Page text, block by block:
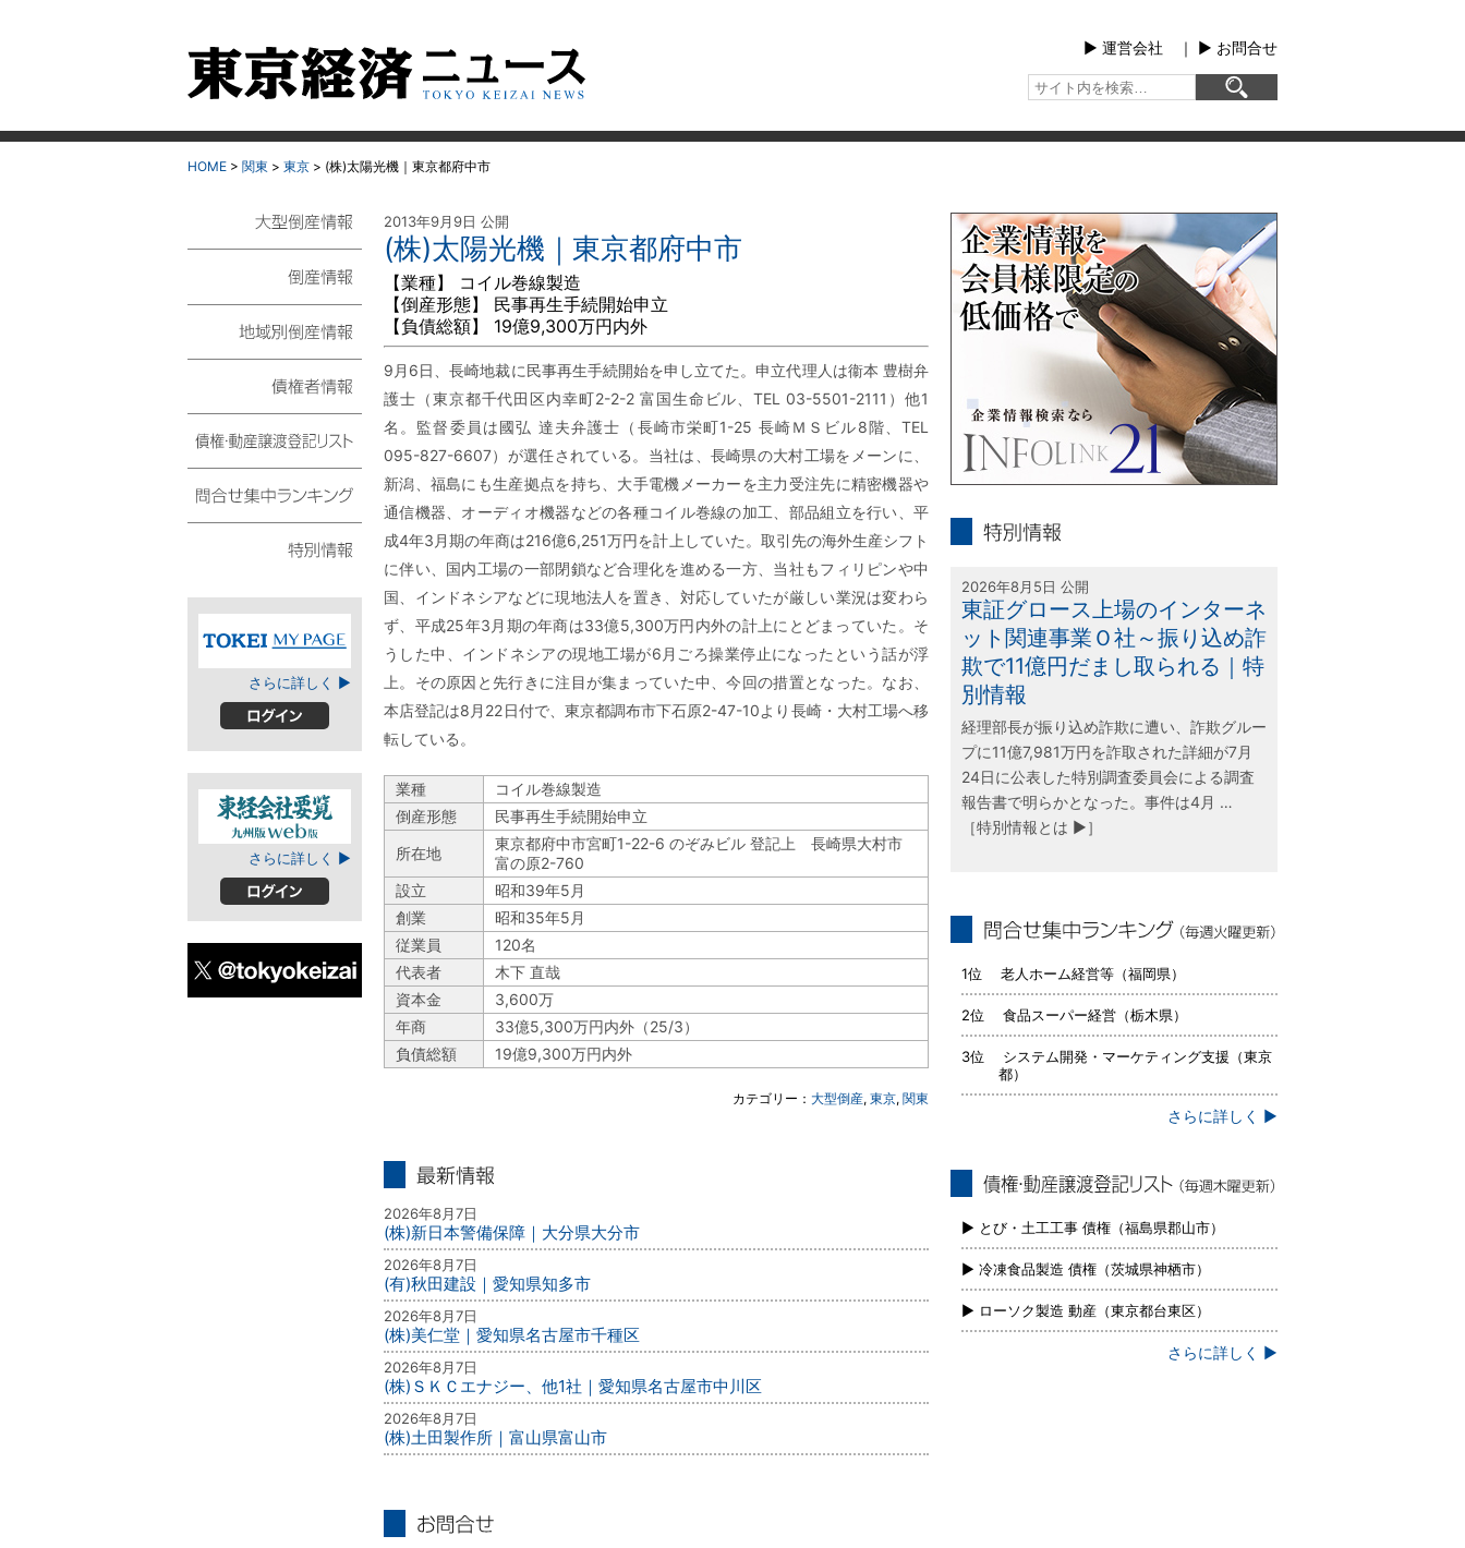
▶︎ 運営会社 ｜ ▶︎ お問合せ
HOME > 関東 > 東京 > (株)太陽光機｜東京都府中市
2013年9月9日 公開
(株)太陽光機｜東京都府中市
【業種】 コイル巻線製造
【倒産形態】 民事再生手続開始申立
【負債総額】 19億9,300万円内外
9月6日、長崎地裁に民事再生手続開始を申し立てた。申立代理人は衞本 豊樹弁
護士（東京都千代田区内幸町2-2-2 富国生命ビル、TEL 03-5501-2111）他1
名。監督委員は國弘 達夫弁護士（長崎市栄町1-25 長崎ＭＳビル8階、TEL
095-827-6607）が選任されている。当社は、長崎県の大村工場をメーンに、
新潟、福島にも生産拠点を持ち、大手電機メーカーを主力受注先に精密機器や
通信機器、オーディオ機器などの各種コイル巻線の加工、部品組立を行い、平
成4年3月期の年商は216億6,251万円を計上していた。取引先の海外生産シフト
に伴い、国内工場の一部閉鎖など合理化を進める一方、当社もフィリピンや中
国、インドネシアなどに現地法人を置き、対応していたが厳しい業況は変わら
ず、平成25年3月期の年商は33億5,300万円内外の計上にとどまっていた。そ
うした中、インドネシアの現地工場が6月ごろ操業停止になったという話が浮
上。その原因と先行きに注目が集まっていた中、今回の措置となった。なお、
本店登記は8月22日付で、東京都調布市下石原2-47-10より長崎・大村工場へ移
転している。
業種
コイル巻線製造
倒産形態
民事再生手続開始申立
所在地
東京都府中市宮町1-22-6 のぞみビル 登記上 長崎県大村市
富の原2-760
設立
昭和39年5月
創業
昭和35年5月
従業員
120名
代表者
木下 直哉
資本金
3,600万
年商
33億5,300万円内外（25/3）
負債総額
19億9,300万円内外
カテゴリー： 大型倒産, 東京, 関東
2026年8月7日
(株)新日本警備保障｜大分県大分市
2026年8月7日
(有)秋田建設｜愛知県知多市
2026年8月7日
(株)美仁堂｜愛知県名古屋市千種区
2026年8月7日
(株)ＳＫＣエナジー、他1社｜愛知県名古屋市中川区
2026年8月7日
(株)土田製作所｜富山県富山市
スト
TOKEIマイページ
さらに詳しく ▶
東経会社要覧web
さらに詳しく ▶
ログイン
2026年8月5日 公開
東証グロース上場のインターネ
ット関連事業Ｏ社～振り込め詐
欺で11億円だまし取られる｜特
別情報
経理部長が振り込め詐欺に遭い、詐欺グルー
プに11億7,981万円を詐取された詳細が7月
24日に公表した特別調査委員会による調査
報告書で明らかとなった。事件は4月 …
［特別情報とは ▶］
1位 老人ホーム経営等（福岡県）
2位 食品スーパー経営（栃木県）
3位 システム開発・マーケティング支援（東京
都）
さらに詳しく ▶
新）
▶ とび・土工工事 債権（福島県郡山市）
▶ 冷凍食品製造 債権（茨城県神栖市）
▶ ローソク製造 動産（東京都台東区）
さらに詳しく ▶